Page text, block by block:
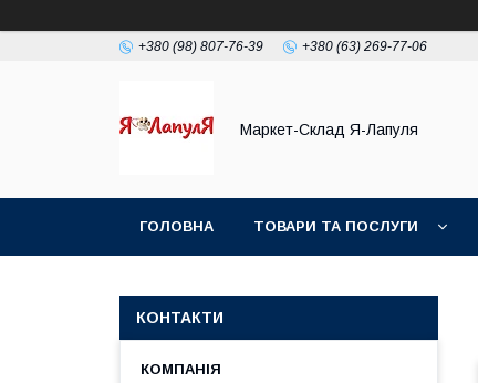
+380 (98) 807-76-39 +380 (63) 269-77-06
Маркет-Склад Я-Лапуля
ГОЛОВНА ТОВАРИ ТА ПОСЛУГИ
КОНТАКТИ